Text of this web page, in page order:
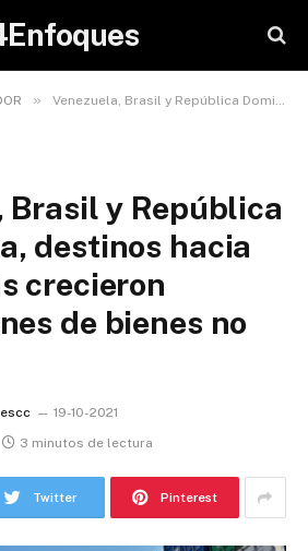
» Venezuela, Brasil y República Dominicana, destinos hacia los que más crecieron exportaciones de bienes no mineros
Brasil y República
destinos hacia
crecieron
de bienes no
19-10-2021
3 minutos de lectura
Twitter Pinterest